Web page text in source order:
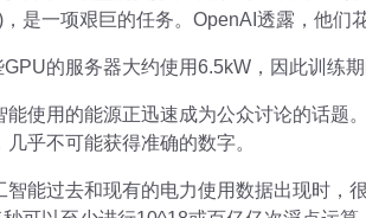
是一项艰巨的任务。OpenAI透露，他
的服务器大约使用6.5kW，因此训练
使用的能源正迅速成为公众讨论的话题
乎不可能获得准确的数字。
智能过去和现有的电力使用数据出现时，